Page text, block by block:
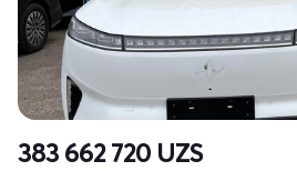
383 662 720 UZS